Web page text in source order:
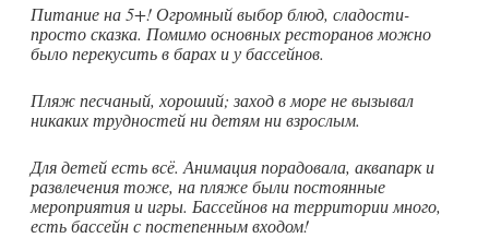
Питание на 5+! Огромный выбор блюд, сладости-
просто сказка. Помимо основных ресторанов можно
было перекусить в барах и у бассейнов.
Пляж песчаный, хороший; заход в море не вызывал
никаких трудностей ни детям ни взрослым.
Для детей есть всё. Анимация порадовала, аквапарк и
развлечения тоже, на пляже были постоянные
мероприятия и игры. Бассейнов на территории много,
есть бассейн с постепенным входом!